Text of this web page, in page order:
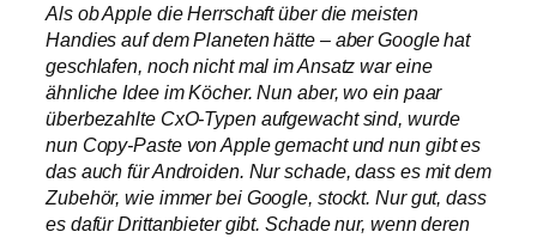
Als ob Apple die Herrschaft über die meisten
Handies auf dem Planeten hätte – aber Google hat
geschlafen, noch nicht mal im Ansatz war eine
ähnliche Idee im Köcher. Nun aber, wo ein paar
überbezahlte CxO-Typen aufgewacht sind, wurde
nun Copy-Paste von Apple gemacht und nun gibt es
das auch für Androiden. Nur schade, dass es mit dem
Zubehör, wie immer bei Google, stockt. Nur gut, dass
es dafür Drittanbieter gibt. Schade nur, wenn deren